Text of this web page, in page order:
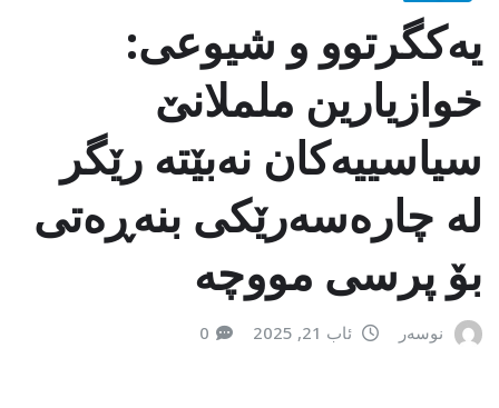
یەکگرتوو و شیوعی:
خوازیارین ململانێ
سیاسییەكان نەبێتە رێگر
لە چارەسەرێكی بنەڕەتی
بۆ پرسی مووچە
نوسەر ئاب 21, 2025 0